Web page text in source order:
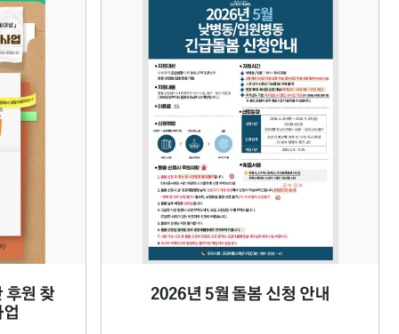
후원 찾 2026년 5월 돌봄 신청 안내